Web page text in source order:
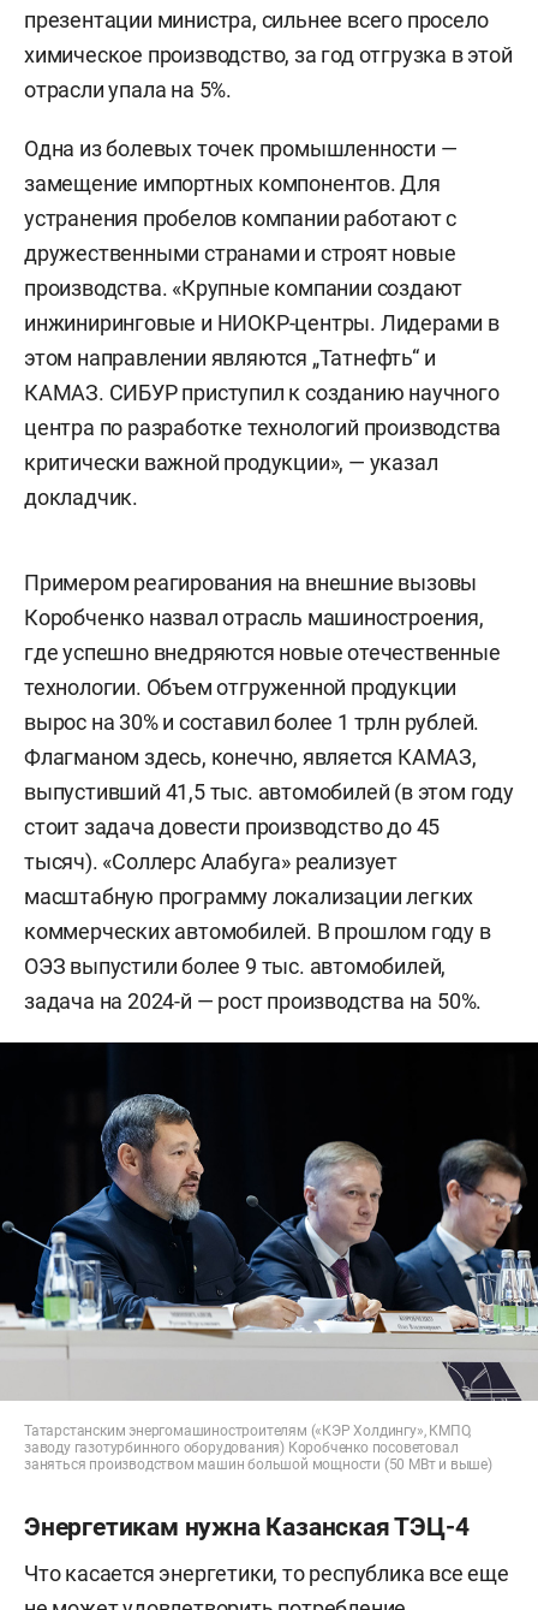
презентации министра, сильнее всего просело
химическое производство, за год отгрузка в этой
отрасли упала на 5%.
Одна из болевых точек промышленности —
замещение импортных компонентов. Для
устранения пробелов компании работают с
дружественными странами и строят новые
производства. «Крупные компании создают
инжиниринговые и НИОКР-центры. Лидерами в
этом направлении являются „Татнефть“ и
КАМАЗ. СИБУР приступил к созданию научного
центра по разработке технологий производства
критически важной продукции», — указал
докладчик.
Примером реагирования на внешние вызовы
Коробченко назвал отрасль машиностроения,
где успешно внедряются новые отечественные
технологии. Объем отгруженной продукции
вырос на 30% и составил более 1 трлн рублей.
Флагманом здесь, конечно, является КАМАЗ,
выпустивший 41,5 тыс. автомобилей (в этом году
стоит задача довести производство до 45
тысяч). «Соллерс Алабуга» реализует
масштабную программу локализации легких
коммерческих автомобилей. В прошлом году в
ОЭЗ выпустили более 9 тыс. автомобилей,
задача на 2024-й — рост производства на 50%.
Татарстанским энергомашиностроителям («КЭР Холдингу», КМПО,
заводу газотурбинного оборудования) Коробченко посоветовал
заняться производством машин большой мощности (50 МВт и выше)
Энергетикам нужна Казанская ТЭЦ-4
Что касается энергетики, то республика все еще